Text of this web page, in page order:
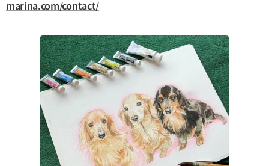
marina.com/contact/